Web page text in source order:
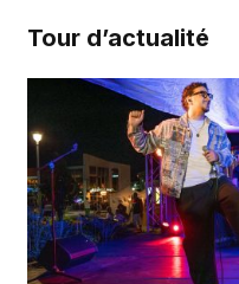
Tour d’actualité